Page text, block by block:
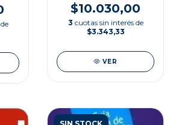
$10.030,00
3 cuotas sin interés de
$3.343,33
VER